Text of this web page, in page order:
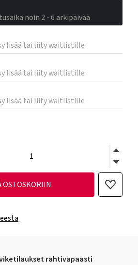
noin 2 - 6 arkipäivää
lisää tai liity waitlistille
lisää tai liity waitlistille
lisää tai liity waitlistille
OSTOSKORIIN
rahtivapaasti